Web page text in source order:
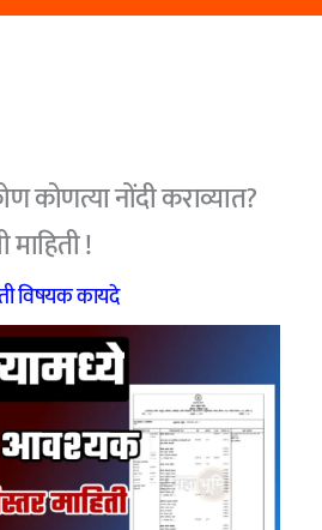
कोणत्या नोंदी कराव्यात?
!
विषयक कायदे